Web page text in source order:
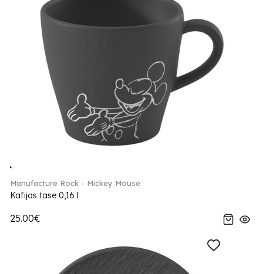
Manufacture Rock - Mickey Mouse
Kafijas tase 0,16 l
25.00€